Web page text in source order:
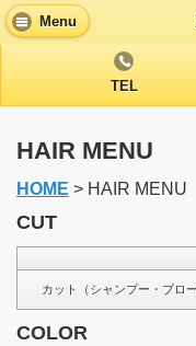
Menu
TEL
HAIR MENU
HOME > HAIR MENU
CUT
カット（シャンプー・ブロー
COLOR